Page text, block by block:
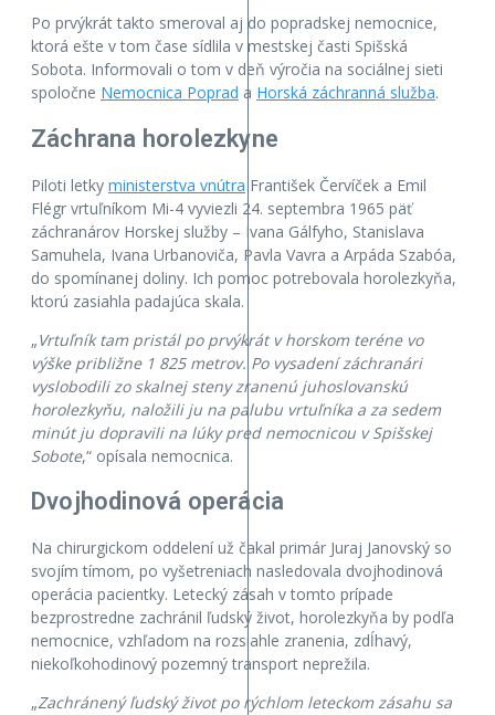
Po prvýkrát takto smeroval aj do popradskej nemocnice,
ktorá ešte v tom čase sídlila v mestskej časti Spišská
Sobota. Informovali o tom v deň výročia na sociálnej sieti
spoločne Nemocnica Poprad a Horská záchranná služba.
Záchrana horolezkyne
Piloti letky ministerstva vnútra František Červíček a Emil
Flégr vrtuľníkom Mi-4 vyviezli 24. septembra 1965 päť
záchranárov Horskej služby – Ivana Gálfyho, Stanislava
Samuhela, Ivana Urbanoviča, Pavla Vavra a Arpáda Szabóa,
do spomínanej doliny. Ich pomoc potrebovala horolezkyňa,
ktorú zasiahla padajúca skala.
„Vrtuľník tam pristál po prvýkrát v horskom teréne vo
výške približne 1 825 metrov. Po vysadení záchranári
vyslobodili zo skalnej steny zranenú juhoslovanskú
horolezkyňu, naložili ju na palubu vrtuľníka a za sedem
minút ju dopravili na lúky pred nemocnicou v Spišskej
Sobote,“ opísala nemocnica.
Dvojhodinová operácia
Na chirurgickom oddelení už čakal primár Juraj Janovský so
svojím tímom, po vyšetreniach nasledovala dvojhodinová
operácia pacientky. Letecký zásah v tomto prípade
bezprostredne zachránil ľudský život, horolezkyňa by podľa
nemocnice, vzhľadom na rozsiahle zranenia, zdĺhavý,
niekoľkohodinový pozemný transport neprežila.
„Zachránený ľudský život po rýchlom leteckom zásahu sa